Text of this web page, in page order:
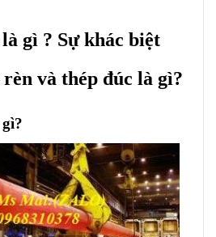
gì ? Sự khác biệt
và thép đúc là gì?